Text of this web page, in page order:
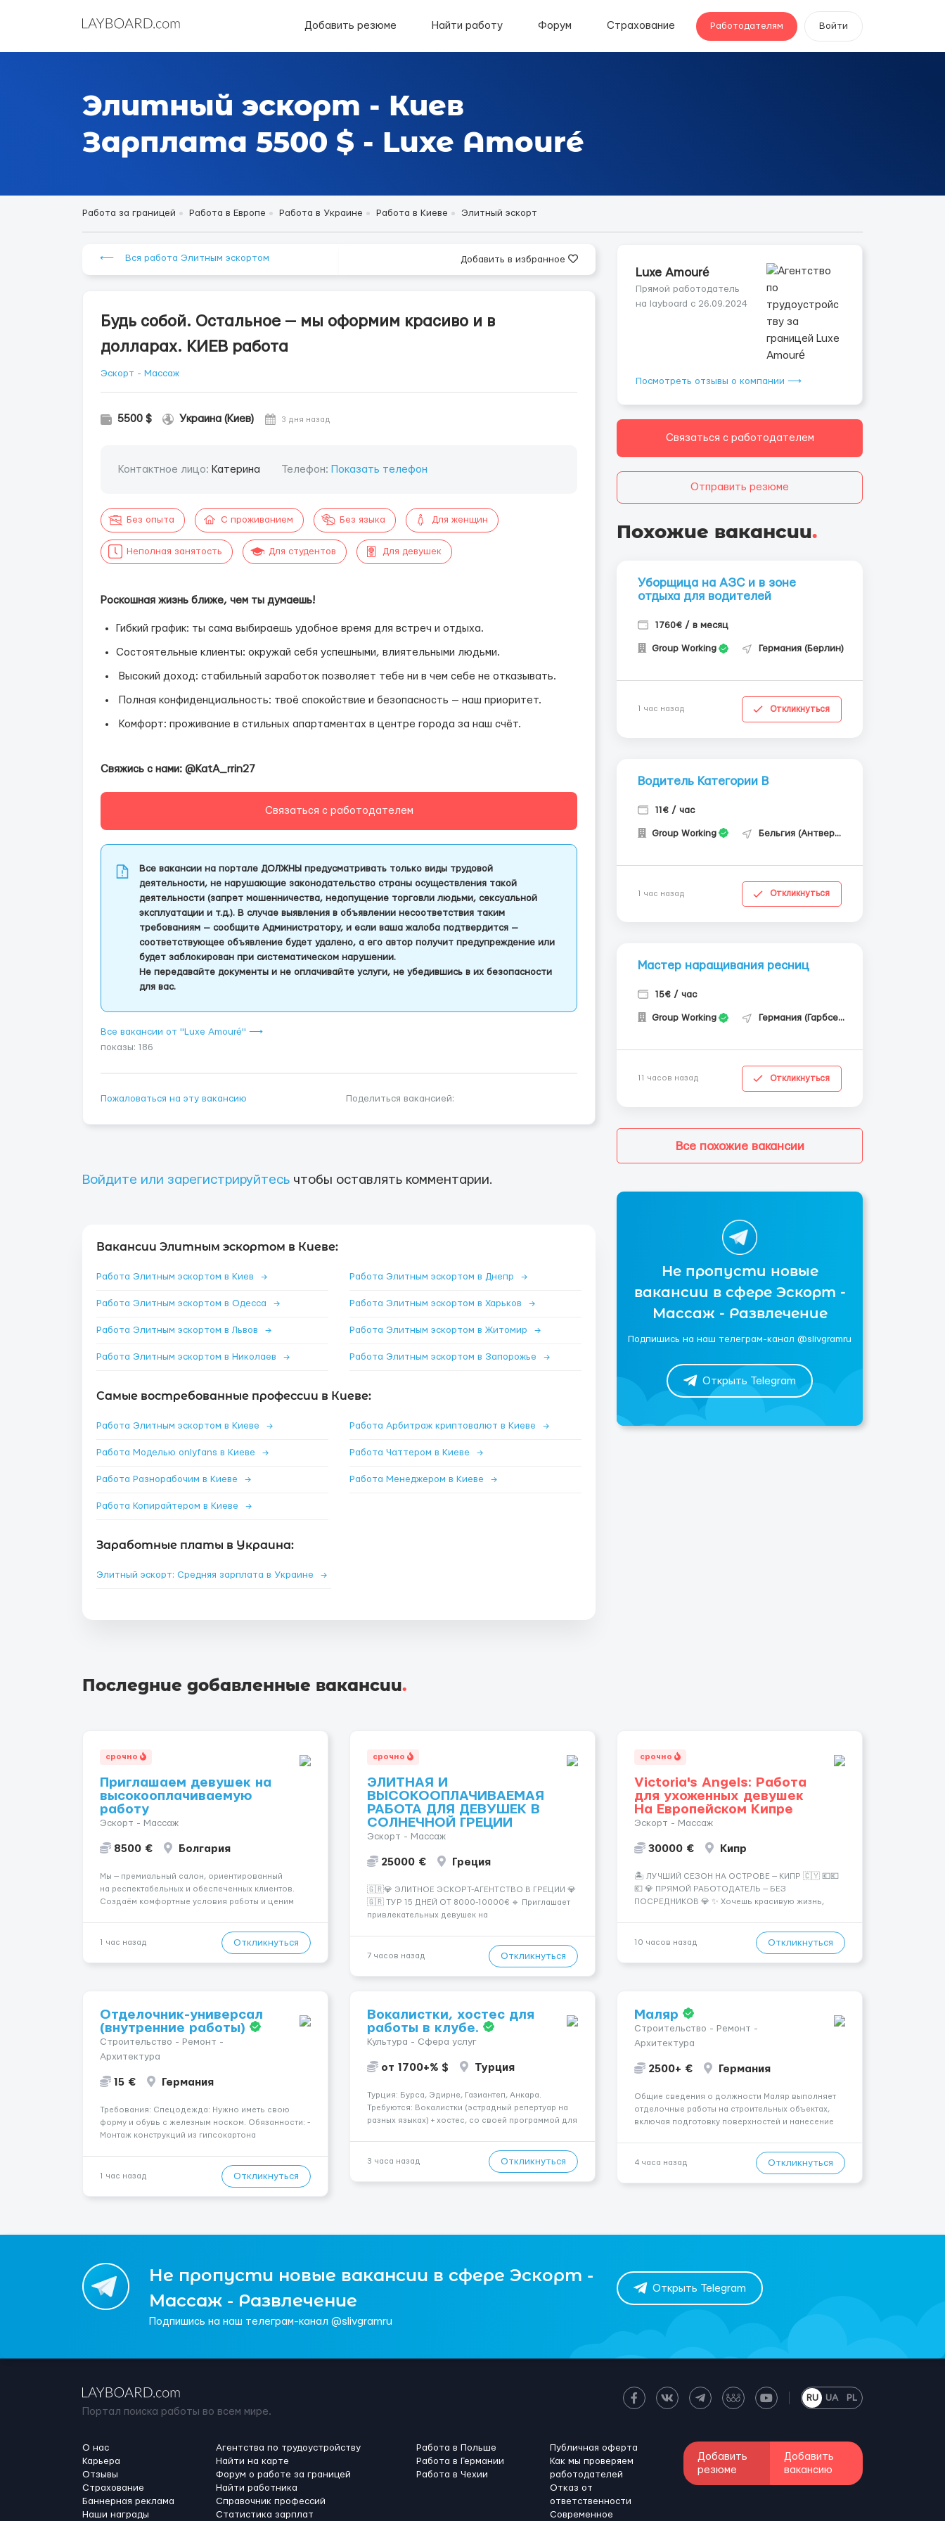
Добавить резюме Найти работу Форум Страхование Работодателям Войти
Элитный эскорт - Киев
Зарплата 5500 $ - Luxe Amouré
Работа за границей Работа в Европе Работа в Украине Работа в Киеве Элитный эскорт
⟵ Вся работа Элитным эскортом Добавить в избранное
Будь собой. Остальное — мы оформим красиво и в
долларах. КИЕВ работа
Эскорт - Массаж
5500 $ Украина (Киев) 3 дня назад
Контактное лицо: Катерина Телефон: Показать телефон
Без опыта С проживанием Без языка Для женщин
Неполная занятость Для студентов Для девушек
Роскошная жизнь ближе, чем ты думаешь!
Гибкий график: ты сама выбираешь удобное время для встреч и отдыха.
Состоятельные клиенты: окружай себя успешными, влиятельными людьми.
Высокий доход: стабильный заработок позволяет тебе ни в чем себе не отказывать.
Полная конфиденциальность: твоё спокойствие и безопасность — наш приоритет.
Комфорт: проживание в стильных апартаментах в центре города за наш счёт.
Свяжись с нами: @KatA_rrin27
Связаться с работодателем
Все вакансии на портале ДОЛЖНЫ предусматривать только виды трудовой
деятельности, не нарушающие законодательство страны осуществления такой
деятельности (запрет мошенничества, недопущение торговли людьми, сексуальной
эксплуатации и т.д.). В случае выявления в объявлении несоответствия таким
требованиям — сообщите Администратору, и если ваша жалоба подтвердится —
соответствующее объявление будет удалено, а его автор получит предупреждение или
будет заблокирован при систематическом нарушении.
Не передавайте документы и не оплачивайте услуги, не убедившись в их безопасности
для вас.
Все вакансии от "Luxe Amouré" ⟶
показы: 186
Пожаловаться на эту вакансию Поделиться вакансией:
Войдите или зарегистрируйтесь чтобы оставлять комментарии.
Вакансии Элитным эскортом в Киеве:
Работа Элитным эскортом в Киев → Работа Элитным эскортом в Днепр →
Работа Элитным эскортом в Одесса → Работа Элитным эскортом в Харьков →
Работа Элитным эскортом в Львов → Работа Элитным эскортом в Житомир →
Работа Элитным эскортом в Николаев → Работа Элитным эскортом в Запорожье →
Самые востребованные профессии в Киеве:
Работа Элитным эскортом в Киеве → Работа Арбитраж криптовалют в Киеве →
Работа Моделью onlyfans в Киеве → Работа Чаттером в Киеве →
Работа Разнорабочим в Киеве → Работа Менеджером в Киеве →
Работа Копирайтером в Киеве →
Заработные платы в Украина:
Элитный эскорт: Средняя зарплата в Украине →
Luxe Amouré
Прямой работодатель
на layboard с 26.09.2024
Посмотреть отзывы о компании ⟶
Связаться с работодателем
Отправить резюме
Похожие вакансии.
Уборщица на АЗС и в зоне
отдыха для водителей
1760€ / в месяц
Group Working Германия (Берлин)
1 час назад Откликнуться
Водитель Категории В
11€ / час
Group Working Бельгия (Антверпен)
1 час назад Откликнуться
Мастер наращивания ресниц
15€ / час
Group Working Германия (Гарбсен)
11 часов назад Откликнуться
Все похожие вакансии
Не пропусти новые
вакансии в сфере Эскорт -
Массаж - Развлечение
Подпишись на наш телеграм-канал @slivgramru
Открыть Telegram
Последние добавленные вакансии.
срочно
Приглашаем девушек на
высокооплачиваемую
работу
Эскорт - Массаж
8500 € Болгария
Мы — премиальный салон, ориентированный
на респектабельных и обеспеченных клиентов.
Создаём комфортные условия работы и ценим
в неделю и выше 💎 Честная сис...
1 час назад Откликнуться
срочно
ЭЛИТНАЯ И
ВЫСОКООПЛАЧИВАЕМАЯ
РАБОТА ДЛЯ ДЕВУШЕК В
СОЛНЕЧНОЙ ГРЕЦИИ
Эскорт - Массаж
25000 € Греция
🇬🇷💎 ЭЛИТНОЕ ЭСКОРТ-АГЕНТСТВО В ГРЕЦИИ 💎
🇬🇷 ТУР 15 ДНЕЙ ОТ 8000-10000€ 🔹 Приглашает
привлекательных девушек на
хорошие деньги 💶 — это предложение для тебя! 🔹
7 часов назад Откликнуться
срочно
Victoria's Angels: Работа
для ухоженных девушек
На Европейском Кипре
Эскорт - Массаж
30000 € Кипр
🏝️ ЛУЧШИЙ СЕЗОН НА ОСТРОВЕ — КИПР 🇨🇾 💶💶
💶 💎 ПРЯМОЙ РАБОТОДАТЕЛЬ — БЕЗ
ПОСРЕДНИКОВ 💎 ✨ Хочешь красивую жизнь,
— Опытная команда с годами практики —
Стабильный поток клиентов (без ...
10 часов назад Откликнуться
Отделочник-универсал
(внутренние работы)
Строительство - Ремонт -
Архитектура
15 € Германия
Требования: Спецодежда: Нужно иметь свою
форму и обувь с железным носком. Обязанности: -
Монтаж конструкций из гипсокартона
Выполнение малярных работ (шпатлевка,
грунтовка, покраска); - Штукатурные работы ...
1 час назад Откликнуться
Вокалистки, хостес для
работы в клубе.
Культура - Сфера услуг
от 1700+% $ Турция
Турция: Бурса, Эдирне, Газиантеп, Анкара.
Требуются: Вокалистки (эстрадный репертуар на
разных языках) + хостеc, со своей программой для
трех месяцев. Мед. страховка. Высокая зарплат...
3 часа назад Откликнуться
Маляр
Строительство - Ремонт -
Архитектура
2500+ € Германия
Общие сведения о должности Маляр выполняет
отделочные работы на строительных объектах,
включая подготовку поверхностей и нанесение
на месте, приглашения делаем только для
профессионалов с доказательным портф...
4 часа назад Откликнуться
Не пропусти новые вакансии в сфере Эскорт -
Массаж - Развлечение
Подпишись на наш телеграм-канал @slivgramru
Открыть Telegram
Портал поиска работы во всем мире.
RU UA PL
О нас
Карьера
Отзывы
Страхование
Баннерная реклама
Наши награды
Агентства по трудоустройству
Найти на карте
Форум о работе за границей
Найти работника
Справочник профессий
Статистика зарплат
Работа в Польше
Работа в Германии
Работа в Чехии
Публичная оферта
Как мы проверяем
работодателей
Отказ от
ответственности
Современное
Добавить
резюме
Добавить
вакансию